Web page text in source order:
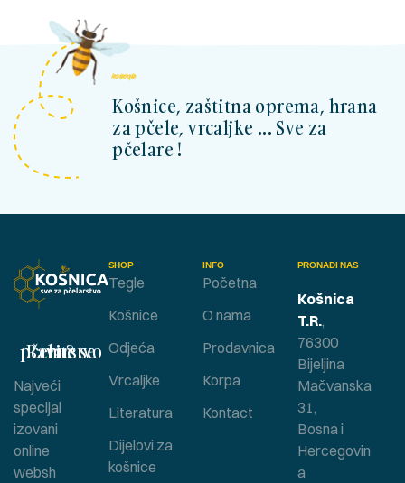
kosnicashop.ba
Košnice, zaštitna oprema, hrana
za pčele, vrcaljke ... Sve za
pčelare !
SHOP
Tegle
Košnice
Odjeća
Vrcaljke
Literatura
Dijelovi za
košnice
INFO
Početna
O nama
Prodavnica
Korpa
Kontact
Bavite se pčelarstvom ?
Najveći
specijal
izovani
online
websh
PRONAĐI NAS
Košnica
T.R.,
76300
Bijeljina
Mačvanska
31,
Bosna i
Hercegovin
a